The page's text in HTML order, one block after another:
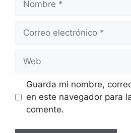
Correo
Web
Guarda mi nombre,
en este navegador para
comente.